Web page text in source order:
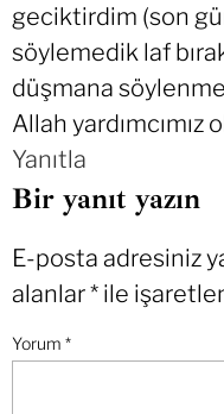
geciktirdim (son
söylemedik laf
düşmana
Allah
Yanıtla
Bir yanıt yazın
E-posta adresiniz
alanlar* ile
Yorum *